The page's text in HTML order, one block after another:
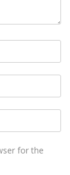
for the